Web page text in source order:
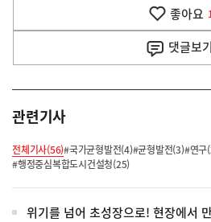
기
좋아요
댓글보기
관련기사
전체기사(56)#국가균형발전(4)#균형발전(3)#연구
#행정중심복합도시건설청(25)
위기를 넘어 초성장으로! 현장에서